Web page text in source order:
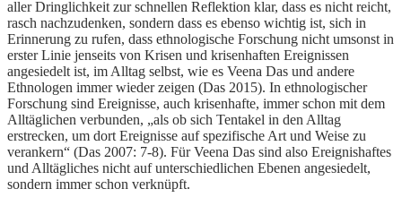
aller Dringlichkeit zur schnellen Reflektion klar, dass es nicht reicht,
rasch nachzudenken, sondern dass es ebenso wichtig ist, sich in
Erinnerung zu rufen, dass ethnologische Forschung nicht umsonst in
erster Linie jenseits von Krisen und krisenhaften Ereignissen
angesiedelt ist, im Alltag selbst, wie es Veena Das und andere
Ethnologen immer wieder zeigen (Das 2015). In ethnologischer
Forschung sind Ereignisse, auch krisenhafte, immer schon mit dem
Alltäglichen verbunden, „als ob sich Tentakel in den Alltag
erstrecken, um dort Ereignisse auf spezifische Art und Weise zu
verankern“ (Das 2007: 7-8). Für Veena Das sind also Ereignishaftes
und Alltägliches nicht auf unterschiedlichen Ebenen angesiedelt,
sondern immer schon verknüpft.